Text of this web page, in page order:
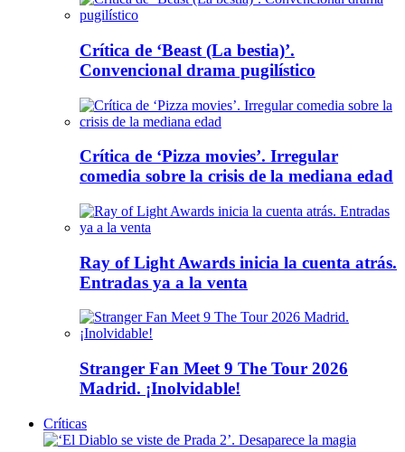
Crítica de ‘Beast (La bestia)’.
Convencional drama pugilístico
Crítica de ‘Pizza movies’. Irregular
comedia sobre la crisis de la mediana edad
Ray of Light Awards inicia la cuenta atrás.
Entradas ya a la venta
Stranger Fan Meet 9 The Tour 2026
Madrid. ¡Inolvidable!
Críticas